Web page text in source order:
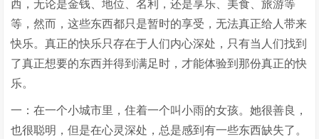
西，无论是金钱、地位、名利，还是享乐、美食、旅游等
等，然而，这些东西都只是暂时的享受，无法真正给人带来
快乐。真正的快乐只存在于人们内心深处，只有当人们找到
了真正想要的东西并得到满足时，才能体验到那份真正的快
乐。
一：在一个小城市里，住着一个叫小雨的女孩。她很善良，
也很聪明，但是在心灵深处，总是感到有一些东西缺失了。